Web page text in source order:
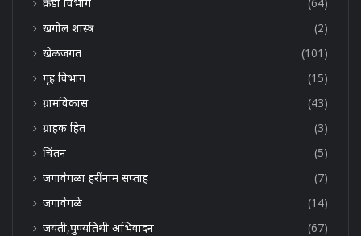
खगोल शास्त्र
(2)
खेळजगत
(101)
गृह विभाग
(15)
ग्रामविकास
(43)
ग्राहक हित
(3)
चिंतन
(5)
जगावेगळा हरींनाम सप्ताह
(7)
जगावेगळे
(14)
जयंती,पुण्यतिथी अभिवादन
(67)